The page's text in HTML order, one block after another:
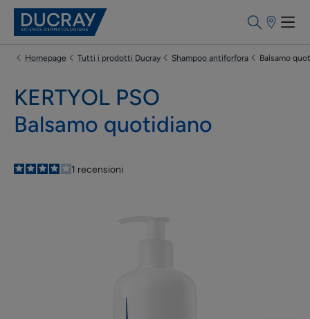
Punti
Homepage Tutti i prodotti Ducray Shampoo antiforfora Balsamo
KERTYOL PSO
Balsamo quotidiano
4/51 recensioni